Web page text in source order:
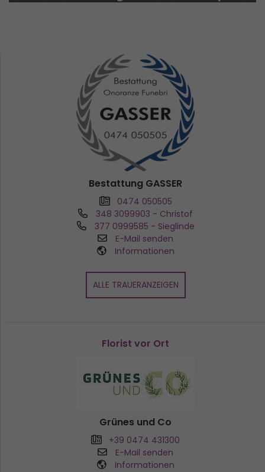
Bestattung GASSER
0474 050505
348 3099903 - Christof
377 0999585 - Sieglinde
E-Mail senden
Informationen
ALLE TRAUERANZEIGEN
Florist vor Ort
Grünes und Co
+39 0474 431300
E-Mail senden
Informationen